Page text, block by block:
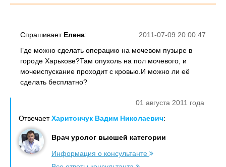
2011-07-09 20:00:47
Спрашивает Елена:
Где можно сделать операцию на мочевом пузыре в
городе Харькове?Там опухоль на пол мочевого, и
мочеиспускание проходит с кровью.И можно ли её
сделать бесплатно?
01 августа 2011 года
ОтвечаетХаритончук Вадим Николаевич:
Врач уролог высшей категории
Информация о консультанте